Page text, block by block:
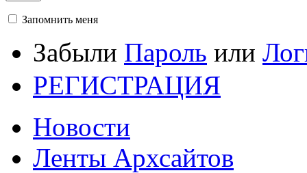
Запомнить меня
Забыли Пароль или
РЕГИСТРАЦИЯ
Новости
Ленты Архсайтов